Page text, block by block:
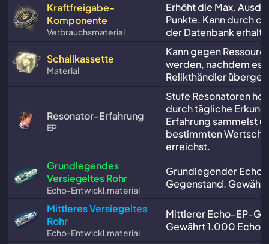
Kraftfreigabe-
Komponente
Verbrauchsmaterial
Erhöht die Max.
Punkte. Kann durch
der Datenbank
Schallkassette
Material
Kann gegen
werden, nachdem es
Relikthändler
Resonator-Erfahrung
EP
Stufe Resonatoren
durch tägliche
Erfahrung sammelst
bestimmten
erreichst.
Grundlegendes
Versiegeltes Rohr
Echo-Entwickl.material
Grundlegender
Gegenstand.
Mittleres Versiegeltes
Rohr
Echo-Entwickl.material
Mittlerer Echo-EP-
Gewährt 1.000 Echo-